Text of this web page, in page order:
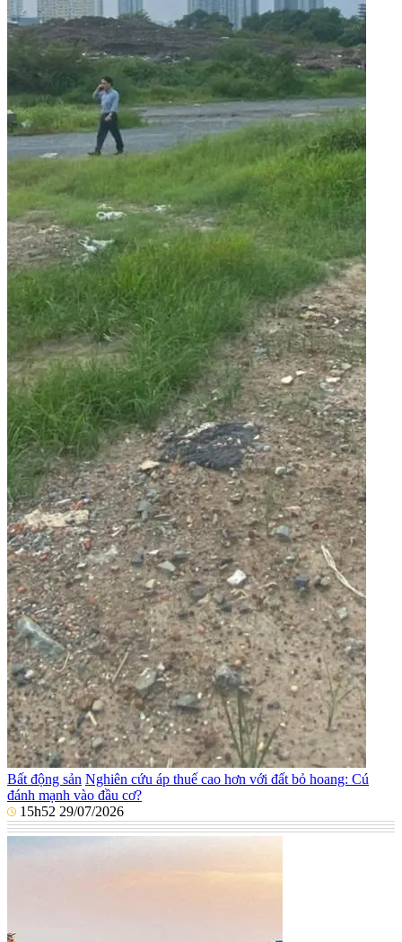
Bất động sản Nghiên cứu áp thuế cao hơn với đất bỏ hoang: Cú
đánh mạnh vào đầu cơ?
15h52 29/07/2026